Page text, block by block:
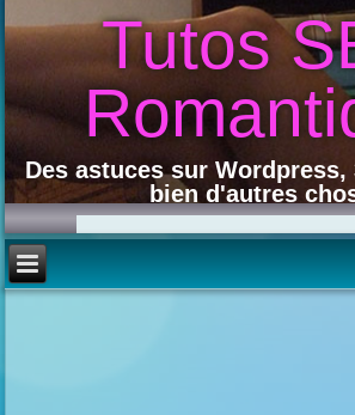
Tutos
Des astuces sur Wordpress,
bien d'autres